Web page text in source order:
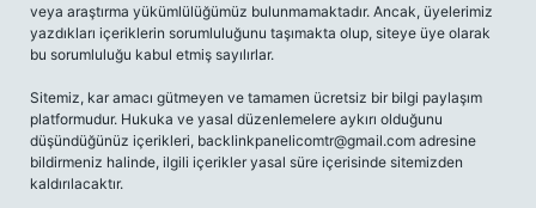
veya araştırma yükümlülüğümüz bulunmamaktadır. Ancak, üyelerimiz
yazdıkları içeriklerin sorumluluğunu taşımakta olup, siteye üye olarak
bu sorumluluğu kabul etmiş sayılırlar.
Sitemiz, kar amacı gütmeyen ve tamamen ücretsiz bir bilgi paylaşım
platformudur. Hukuka ve yasal düzenlemelere aykırı olduğunu
düşündüğünüz içerikleri, backlinkpanelicomtr@gmail.com adresine
bildirmeniz halinde, ilgili içerikler yasal süre içerisinde sitemizden
kaldırılacaktır.